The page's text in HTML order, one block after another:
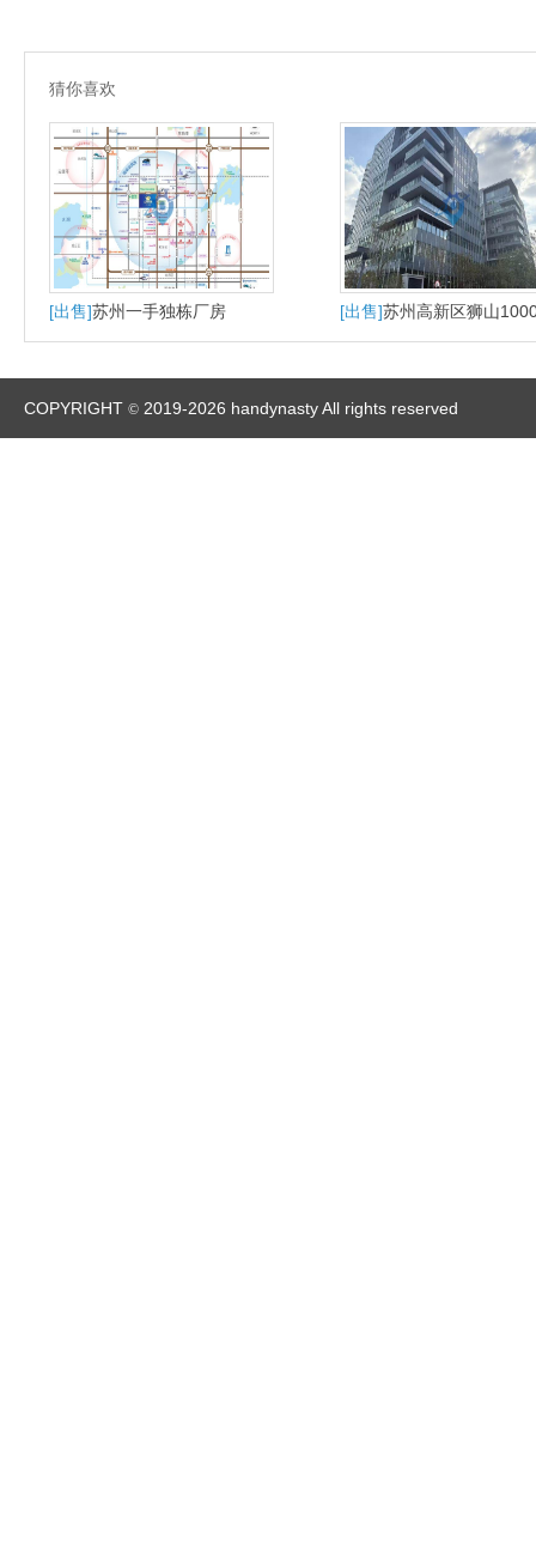
猜你喜欢
[出售]苏州一手独栋厂房 [出售]苏州高新区狮山
大平层户型适合研发办公
产
COPYRIGHT © 2019-2026 handynasty All rights reserved